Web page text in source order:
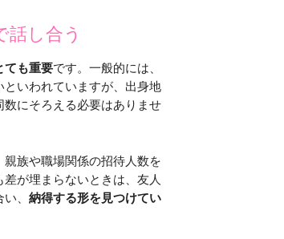
し合う
ても重要です。一般的には、
いわれていますが、出身地
にそろえる必要はありませ
族や職場関係の招待人数を
が埋まらないときは、友人
、 納得する形を見つけてい